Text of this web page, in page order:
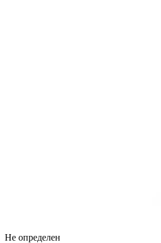
Не определен